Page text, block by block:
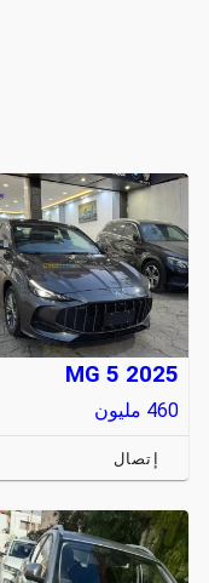
MG 5 2025
460 مليون
إتصال